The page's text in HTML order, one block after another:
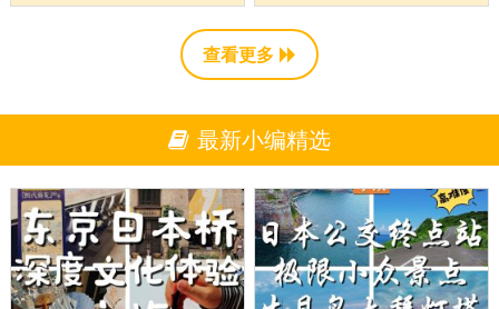
查看更多
最新小编精选